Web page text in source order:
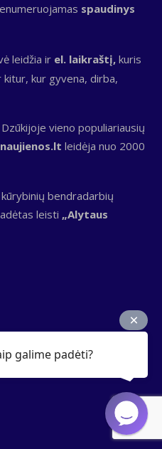
spaudinys
leidžia ir el. laikraštį, kuris
kur gyvena, dirba,
vieno populiariausių
leidėja nuo 2000
bendradarbių
leisti „Alytaus
galime padėti?